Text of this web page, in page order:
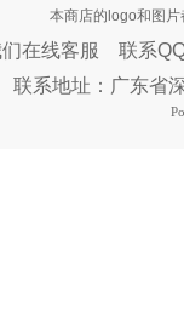
本商店的logo和图
在线客服 联系
联系地址：广东省